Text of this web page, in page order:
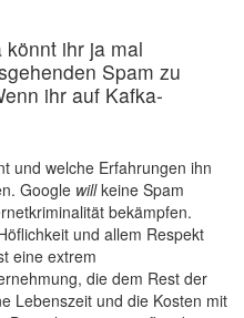
ihr ja mal
Spam zu
ihr auf Kafka-
und welche Erfahrungen ihn
Google willkeine Spam
bekämpfen.
und allem Respekt
eine extrem
die dem Rest der
Lebenszeit und die Kosten mit